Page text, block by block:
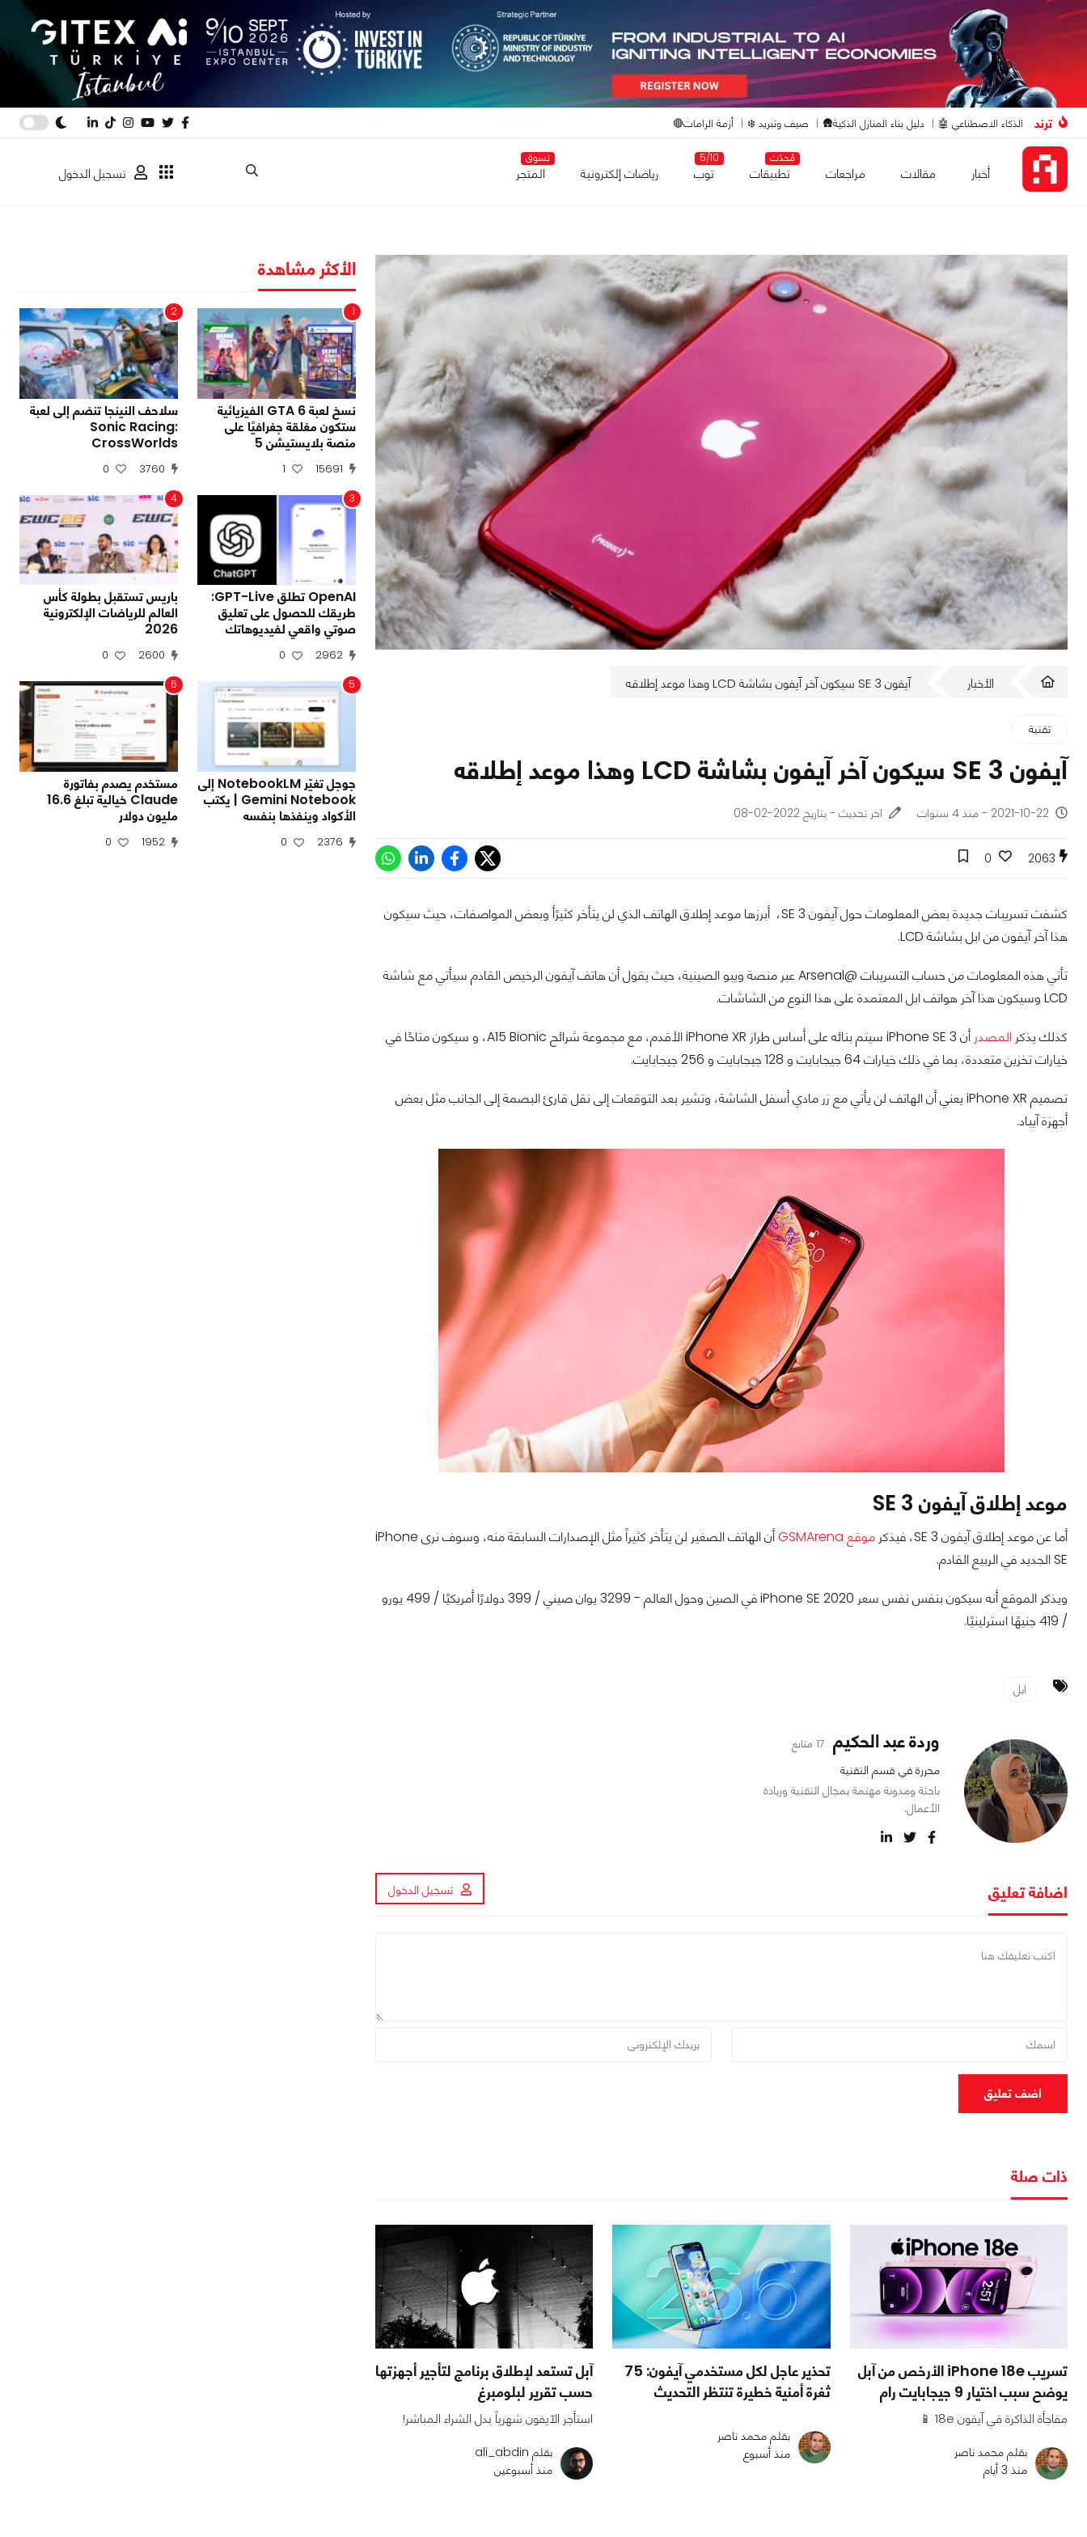
ترند الذكاء الاصطناعي 🤖 دليل بناء المنازل الذكية🛖 صيف وتبريد ❄️ أزمة الرامات🔴
أخبار مقالات مراجعات
مُحدّث
تطبيقات
5/10
توب رياضات إلكترونية
تسوق
المتجر تسجيل الدخول
الأخبار آيفون SE 3 سيكون آخر آيفون بشاشة LCD وهذا موعد إطلاقه
تقنية
آيفون SE 3 سيكون آخر آيفون بشاشة LCD وهذا موعد إطلاقه
2021-10-22 - منذ 4 سنوات اخر تحديث - بتاريخ 2022-02-08
2063
0
كشفت تسريبات جديدة بعض المعلومات حول آيفون SE 3، أبرزها موعد إطلاق الهاتف الذي لن يتأخر كثيرًأ وبعض المواصفات، حيث سيكون
هذا آخر آيفون من ابل بشاشة LCD.
تأتي هذه المعلومات من حساب التسريبات @Arsenal عبر منصة ويبو الصينية، حيث يقول أن هاتف آيفون الرخيص القادم سيأتي مع شاشة
LCD وسيكون هذا آخر هواتف ابل المعتمدة على هذا النوع من الشاشات.
كذلك يذكر المصدر
أن iPhone SE 3 سيتم بنائه على أساس طراز iPhone XR الأقدم، مع مجموعة شرائح A15 Bionic، و سيكون متاحًا في
خيارات تخزين متعددة، بما في ذلك خيارات 64 جيجابايت و 128 جيجابايت و 256 جيجابايت.
تصميم iPhone XR يعني أن الهاتف لن يأتي مع زر مادي أسفل الشاشة، وتشير بعد التوقعات إلى نقل قارئ البصمة إلى الجانب مثل بعض
أجهزة آيباد.
موعد إطلاق آيفون SE 3
أما عن موعد إطلاق آيفون SE 3، فيذكر موقع GSMArena
أن الهاتف الصغير لن يتأخر كثيراً مثل الإصدارات السابقة منه، وسوف نرى iPhone
SE الجديد في الربيع القادم.
ويذكر الموقع أنه سيكون بنفس نفس سعر iPhone SE 2020 في الصين وحول العالم - 3299 يوان صيني / 399 دولارًا أمريكيًا / 499 يورو
/ 419 جنيهًا استرلينيًا.
ابل
وردة عبد الحكيم 17 متابع
محررة في قسم التقنية
باحثة ومدونة مهتمة بمجال التقنية وريادة
الأعمال.
اضافة تعليق تسجيل الدخول
اضف تعليق
ذات صلة
تسريب iPhone 18e الأرخص من آبل
يوضح سبب اختيار 9 جيجابايت رام
مفاجأة الذاكرة في آيفون 18e 📱
بقلم محمد ناصر
منذ 3 أيام
تحذير عاجل لكل مستخدمي آيفون: 75
ثغرة أمنية خطيرة تنتظر التحديث
بقلم محمد ناصر
منذ أسبوع
آبل تستعد لإطلاق برنامج لتأجير أجهزتها
حسب تقرير لبلومبرغ
استأجر الآيفون شهرياً بدل الشراء المباشر!
بقلم ali_abdin
منذ أسبوعين
الأكثر مشاهدة
1
نسخ لعبة GTA 6 الفيزيائية
ستكون مغلقة جغرافيًا على
منصة بلايستيشن 5
15691
1
2
سلاحف النينجا تنضم إلى لعبة
Sonic Racing:
CrossWorlds
3760
0
3
OpenAI تطلق GPT-Live:
طريقك للحصول على تعليق
صوتي واقعي لفيديوهاتك
2962
0
4
باريس تستقبل بطولة كأس
العالم للرياضات الإلكترونية
2026
2600
0
5
جوجل تغيّر NotebookLM إلى
Gemini Notebook | يكتب
الأكواد وينفذها بنفسه
2376
0
6
مستخدم يصدم بفاتورة
Claude خيالية تبلغ 16.6
مليون دولار
1952
0